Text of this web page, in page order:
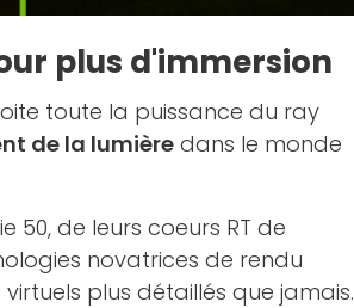
plus d'immersion
toute la puissance du ray
de la lumière dans le monde
50, de leurs coeurs RT de
novatrices de rendu
plus détaillés que jamais.